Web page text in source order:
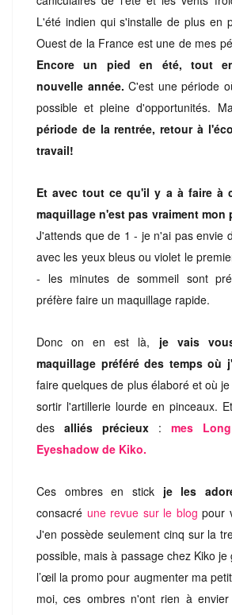
L'été indien qui s'installe de plus en
Ouest de la France est une de mes
Encore un pied en été, tout
nouvelle année. C'est une période
possible et pleine d'opportunités.
période de la rentrée, retour à
travail!
Et avec tout ce qu'il y a à faire à
maquillage n'est pas vraiment mon
J'attends que de 1 - je n'ai pas envie
avec les yeux bleus ou violet le
- les minutes de sommeil sont
préfère faire un maquillage rapide.
Donc on en est là, je vais
maquillage préféré des temps où
faire quelques de plus élaboré et où
sortir l'artillerie lourde en pinceaux.
des alliés précieux : mes
Eyeshadow de Kiko.
Ces ombres en stick je les
consacré une revue sur le blog pour
J'en possède seulement cinq sur la
possible, mais à passage chez Kiko
l’œil la promo pour augmenter ma
moi, ces ombres n'ont rien à